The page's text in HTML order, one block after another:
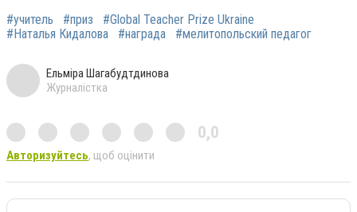
#учитель #приз
#Global Teacher Prize Ukraine
#Наталья Кидалова
#награда #мелитопольский педагог
Ельміра Шагабудтдинова
Журналістка
0,0
Авторизуйтесь, щоб оцінити